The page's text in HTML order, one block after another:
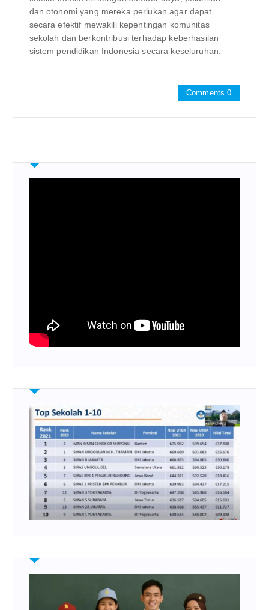
dan otonomi yang mereka perlukan agar dapat
secara efektif mewakili kepentingan komunitas
sekolah dan berkontribusi terhadap keberhasilan
sistem pendidikan Indonesia secara keseluruhan.
Comments 0